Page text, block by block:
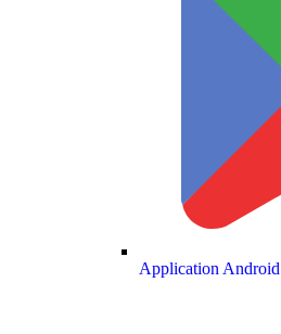
Application Android